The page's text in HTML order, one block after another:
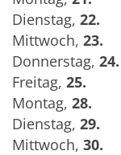
Dienstag, 22.
Mittwoch, 23.
Donnerstag, 24.
Freitag, 25.
Montag, 28.
Dienstag, 29.
Mittwoch, 30.